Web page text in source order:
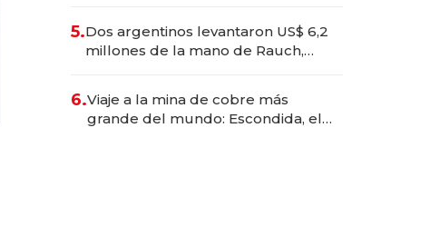
transformadoras
5.Dos argentinos levantaron US$ 6,2
millones de la mano de Rauch,
6.Viaje a la mina de cobre más
grande del mundo: Escondida, el